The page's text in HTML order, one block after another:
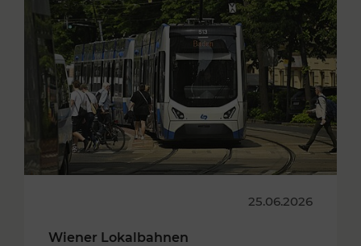
25.06.2026
Wiener Lokalbahnen